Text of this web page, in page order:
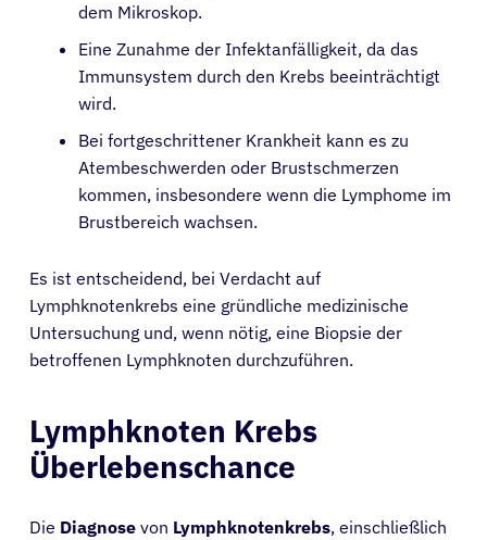
dem Mikroskop.
Eine Zunahme der Infektanfälligkeit, da das
Immunsystem durch den Krebs beeinträchtigt
wird.
Bei fortgeschrittener Krankheit kann es zu
Atembeschwerden oder Brustschmerzen
kommen, insbesondere wenn die Lymphome im
Brustbereich wachsen.
Es ist entscheidend, bei Verdacht auf
Lymphknotenkrebs eine gründliche medizinische
Untersuchung und, wenn nötig, eine Biopsie der
betroffenen Lymphknoten durchzuführen.
Lymphknoten Krebs
Überlebenschance
Die Diagnose von Lymphknotenkrebs, einschließlich